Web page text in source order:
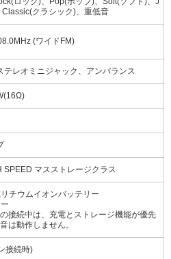
クラシック)、重低音
(ワイドFM)
テレオミニジャック、アンバランス
SPEED マスストレージクラス
チウムイオンバッテリー
接続中は、充電とストレージ機能が優先
は動作しません。
接続時)